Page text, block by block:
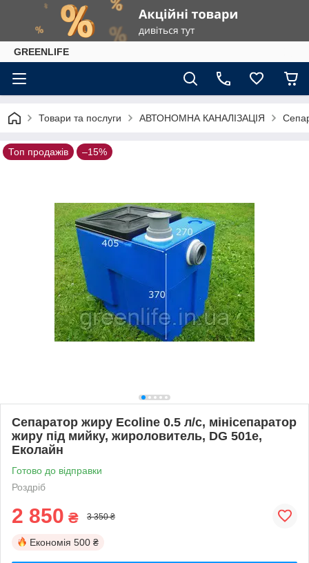
GREENLIFE
Товари та послуги АВТОНОМНА КАНАЛІЗАЦІЯ
Топ продажів –15%
Сепаратор жиру Ecoline 0.5 л/с, мінісепаратор
жиру під мийку, жироловитель, DG 501e,
Еколайн
Готово до відправки
Роздріб
2 850 ₴ 3 350 ₴
Економія 500 ₴